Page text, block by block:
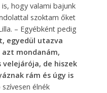
hogy valami bajunk
szoktam őket
– Egyébként pedig
egyedül utazva
mondanám,
de hiszek
rám és úgy is
élnék